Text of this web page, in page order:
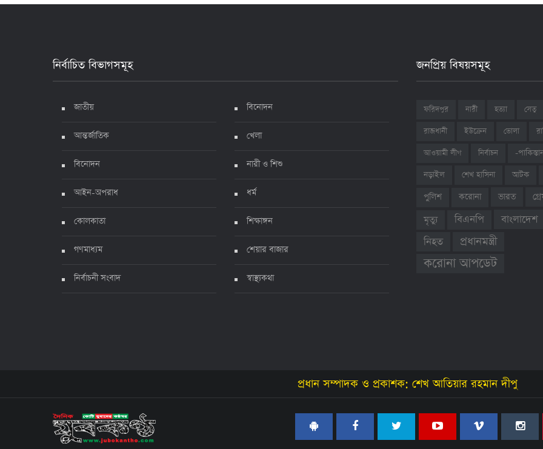
নির্বাচিত বিভাগসমূহ
জাতীয়
আন্তর্জাতিক
বিনোদন
আইন-অপরাধ
কোলকাতা
গণমাধ্যম
নির্বাচনী সংবাদ
বিনোদন
খেলা
নারী ও শিশু
ধর্ম
শিক্ষাঙ্গন
শেয়ার বাজার
স্বাস্থ্যকথা
জনপ্রিয় বিষয়সমূহ
ফরিদপুর নারী হত্যা সেতু
রাজধানী ইউক্রেন ভোলা
আওয়ামী লীগ
নির্বাচন
-
নড়াইল
শেখ হাসিনা আটক
পুলিশ
করোনা ভারত
মৃত্যু
বিএনপি
বাংলাদেশ
নিহত
প্রধানমন্ত্রী
করোনা আপডেট
প্রধান সম্পাদক ও প্রকাশক: শেখ আতিয়ার রহমান দীপু